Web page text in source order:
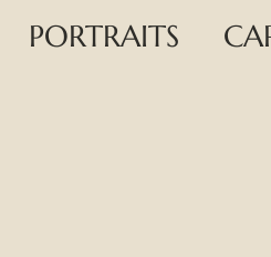
PORTRAITS